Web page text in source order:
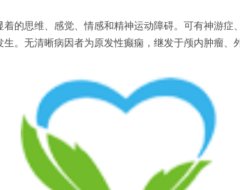
思维、感觉、情感和精神运动障碍。可有神游症
。无清晰病因者为原发性癫痫，继发于颅内肿瘤、